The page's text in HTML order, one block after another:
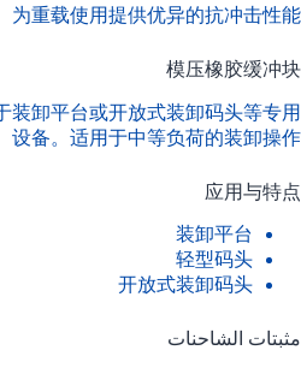
重载使用提供优异的抗冲击性能。
模压橡胶缓冲块
装卸平台或开放式装卸码头等专用
设备。适用于中等负荷的装卸操作。.
应用与特点
装卸平台
轻型码头
开放式装卸码头
مثبتات الشاحنات